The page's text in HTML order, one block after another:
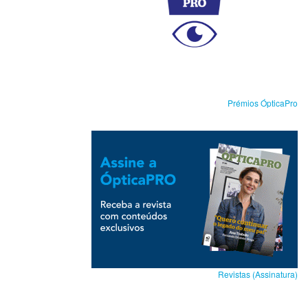
Prémios ÓpticaPro
Revistas (Assinatura)